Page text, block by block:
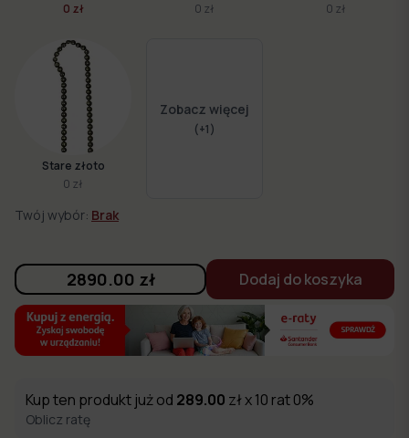
0 zł
0 zł
0 zł
Stare złoto
0 zł
Zobacz więcej
(+1)
Twój wybór: Brak
2890.00 zł Dodaj do koszyka
Kup ten produkt już od 289.00 zł x 10 rat 0%
Oblicz ratę